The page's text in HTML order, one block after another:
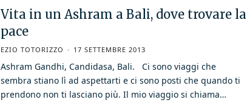
Vita in un Ashram a Bali, dove trovare la
pace
EZIO TOTORIZZO 17 SETTEMBRE 2013
Ashram Gandhi, Candidasa, Bali. Ci sono viaggi che
sembra stiano lì ad aspettarti e ci sono posti che quando ti
prendono non ti lasciano più. Il mio viaggio si chiama…